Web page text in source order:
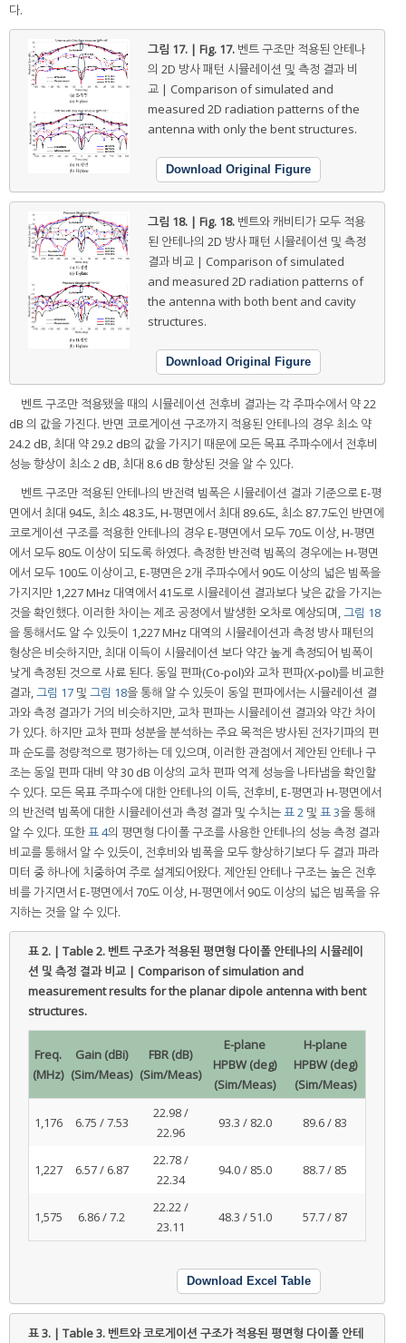
다.
그림 17. | Fig. 17. 벤트 구조만 적용된 안테나
의 2D 방사 패턴 시뮬레이션 및 측정 결과 비
교 | Comparison of simulated and
measured 2D radiation patterns of the
antenna with only the bent structures.
Download Original Figure
그림 18. | Fig. 18. 벤트와 캐비티가 모두 적용
된 안테나의 2D 방사 패턴 시뮬레이션 및 측정
결과 비교 | Comparison of simulated
and measured 2D radiation patterns of
the antenna with both bent and cavity
structures.
Download Original Figure
벤트 구조만 적용됐을 때의 시뮬레이션 전후비 결과는 각 주파수에서 약 22
dB 의 값을 가진다. 반면 코로게이션 구조까지 적용된 안테나의 경우 최소 약
24.2 dB, 최대 약 29.2 dB의 값을 가지기 때문에 모든 목표 주파수에서 전후비
성능 향상이 최소 2 dB, 최대 8.6 dB 향상된 것을 알 수 있다.
벤트 구조만 적용된 안테나의 반전력 빔폭은 시뮬레이션 결과 기준으로 E-평
면에서 최대 94도, 최소 48.3도, H-평면에서 최대 89.6도, 최소 87.7도인 반면에
코로게이션 구조를 적용한 안테나의 경우 E-평면에서 모두 70도 이상, H-평면
에서 모두 80도 이상이 되도록 하였다. 측정한 반전력 빔폭의 경우에는 H-평면
에서 모두 100도 이상이고, E-평면은 2개 주파수에서 90도 이상의 넓은 빔폭을
가지지만 1,227 MHz 대역에서 41도로 시뮬레이션 결과보다 낮은 값을 가지는
것을 확인했다. 이러한 차이는 제조 공정에서 발생한 오차로 예상되며,그림 18
을 통해서도 알 수 있듯이 1,227 MHz 대역의 시뮬레이션과 측정 방사 패턴의
형상은 비슷하지만, 최대 이득이 시뮬레이션 보다 약간 높게 측정되어 빔폭이
낮게 측정된 것으로 사료 된다. 동일 편파(Co-pol)와 교차 편파(X-pol)를 비교한
결과,그림 17 및 그림 18을 통해 알 수 있듯이 동일 편파에서는 시뮬레이션 결
과와 측정 결과가 거의 비슷하지만, 교차 편파는 시뮬레이션 결과와 약간 차이
가 있다. 하지만 교차 편파 성분을 분석하는 주요 목적은 방사된 전자기파의 편
파 순도를 정량적으로 평가하는 데 있으며, 이러한 관점에서 제안된 안테나 구
조는 동일 편파 대비 약 30 dB 이상의 교차 편파 억제 성능을 나타냄을 확인할
수 있다. 모든 목표 주파수에 대한 안테나의 이득, 전후비, E-평면과 H-평면에서
의 반전력 빔폭에 대한 시뮬레이션과 측정 결과 및 수치는표 2 및 표 3을 통해
알 수 있다. 또한표 4의 평면형 다이폴 구조를 사용한 안테나의 성능 측정 결과
비교를 통해서 알 수 있듯이, 전후비와 빔폭을 모두 향상하기보다 두 결과 파라
미터 중 하나에 치중하여 주로 설계되어왔다. 제안된 안테나 구조는 높은 전후
비를 가지면서 E-평면에서 70도 이상, H-평면에서 90도 이상의 넓은 빔폭을 유
지하는 것을 알 수 있다.
표 2. | Table 2. 벤트 구조가 적용된 평면형 다이폴 안테나의 시뮬레이
션 및 측정 결과 비교 | Comparison of simulation and
measurement results for the planar dipole antenna with bent
structures.
Freq.
(MHz)
Gain (dBi)
(Sim/Meas)
FBR (dB)
(Sim/Meas)
E-plane
HPBW (deg)
(Sim/Meas)
H-plane
HPBW (deg)
(Sim/Meas)
1,176 6.75 / 7.53
22.98 /
22.96
93.3 / 82.0 89.6 / 83
1,227 6.57 / 6.87
22.78 /
22.34
94.0 / 85.0 88.7 / 85
1,575 6.86 / 7.2
22.22 /
23.11
48.3 / 51.0 57.7 / 87
Download Excel Table
표 3. | Table 3. 벤트와 코로게이션 구조가 적용된 평면형 다이폴 안테